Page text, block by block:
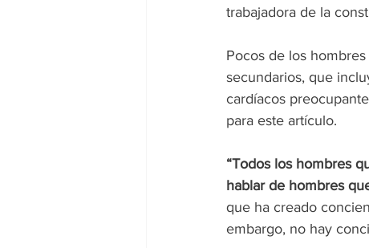
trabajadora de la
Pocos de los
secundarios, que
cardíacos
para este artículo.
“Todos los hombres
hablar de hombres
que ha creado
embargo, no hay